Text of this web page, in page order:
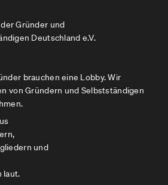
Gründer und
Deutschland e.V.
brauchen eine Lobby. Wir
von Gründern und Selbstständigen
und
laut.